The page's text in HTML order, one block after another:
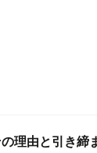
理由と引き締